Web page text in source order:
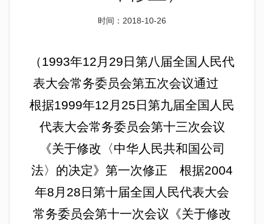
时间：2018-10-26
（1993年12月29日第八届全国人民代
表大会常务委员会第五次会议通过
根据1999年12月25日第九届全国人民
代表大会常务委员会第十三次会议
《关于修改〈中华人民共和国公司
法〉的决定》第一次修正 根据2004
年8月28日第十届全国人民代表大会
常务委员会第十一次会议《关于修改